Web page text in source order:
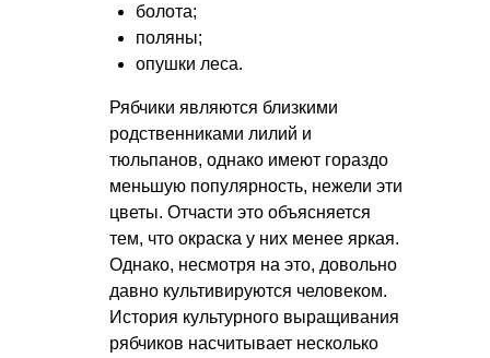
болота;
поляны;
опушки леса.
Рябчики являются близкими
родственниками лилий и
тюльпанов, однако имеют гораздо
меньшую популярность, нежели эти
цветы. Отчасти это объясняется
тем, что окраска у них менее яркая.
Однако, несмотря на это, довольно
давно культивируются человеком.
История культурного выращивания
рябчиков насчитывает несколько